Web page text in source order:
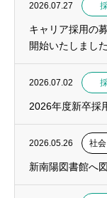
2026.07.27
キャリア採用の
開始いたしました
2026.07.02
2026年度新卒採
2026.05.26 社
新南陽図書館へ